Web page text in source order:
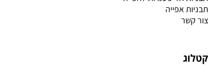
תבניות אפייה
צור קשר
קטלוג